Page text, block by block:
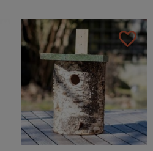
favorite_border